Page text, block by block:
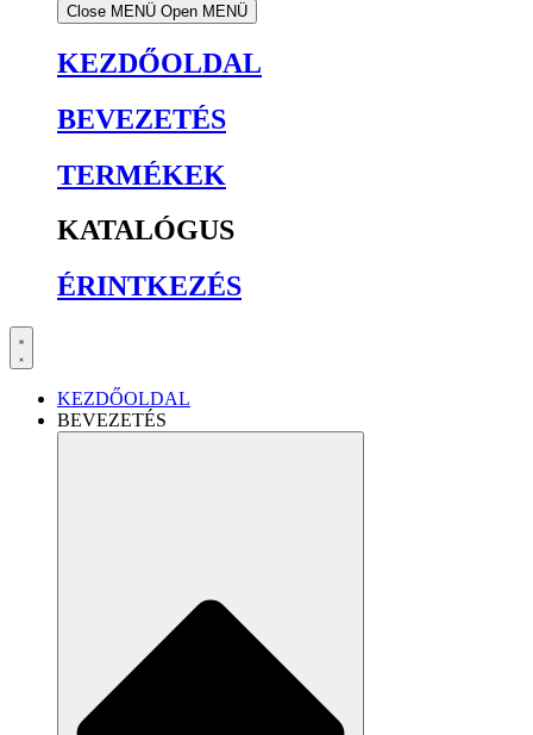
Close MENÜ Open MENÜ
KEZDŐOLDAL
BEVEZETÉS
TERMÉKEK
KATALÓGUS
ÉRINTKEZÉS
KEZDŐOLDAL
BEVEZETÉS